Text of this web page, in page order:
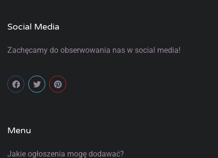
Social Media
Zachęcamy do obserwowania nas w social media!
Menu
Jakie ogłoszenia mogę dodawać?